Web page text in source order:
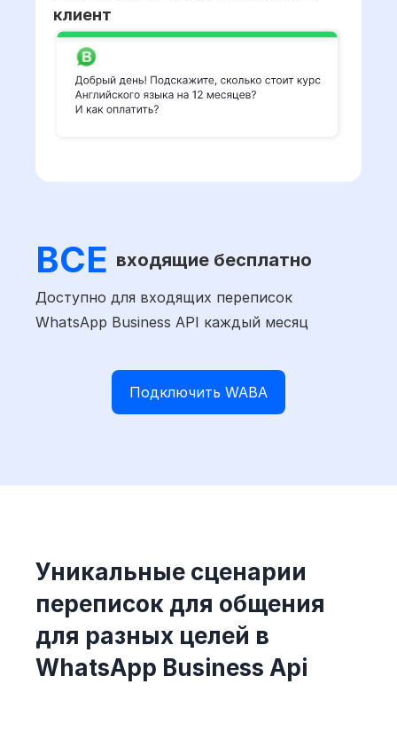
клиент
ВСЕ входящие бесплатно
Доступно для входящих переписок
WhatsApp Business API каждый месяц
Подключить WABA
Уникальные сценарии
переписок для общения
для разных целей в
WhatsApp Business Api